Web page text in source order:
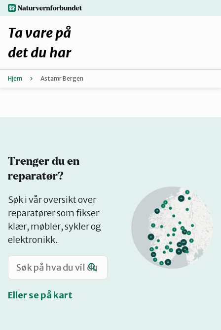
Hopp
til
hovedinnhold
Forbehold
Hvorfor reparere?
Katalog
Mitt navn
naturvernforbundet.no
Ta vare på
det du har
Hjem Astamr Bergen
Trenger du en
reparatør?
Søk i vår oversikt over
reparatører som fikser
klær, møbler, sykler og
elektronikk.
Eller se på kart
på
kart